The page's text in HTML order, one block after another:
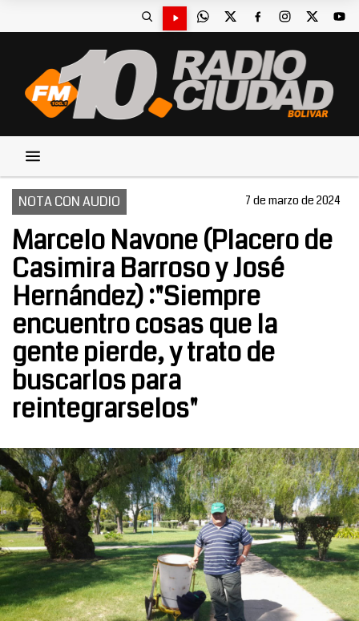
NOTA CON AUDIO 7 de marzo de 2024
Marcelo Navone (Placero de
Casimira Barroso y José
Hernández) :"Siempre
encuentro cosas que la
gente pierde, y trato de
buscarlos para
reintegrarselos"